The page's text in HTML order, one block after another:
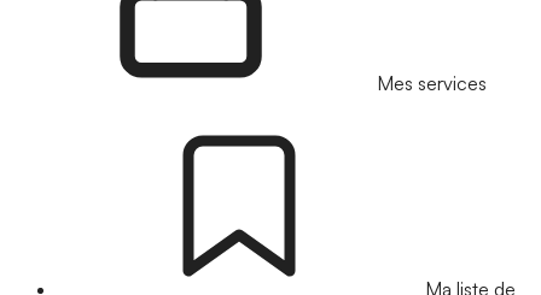
Mes services
Ma liste de